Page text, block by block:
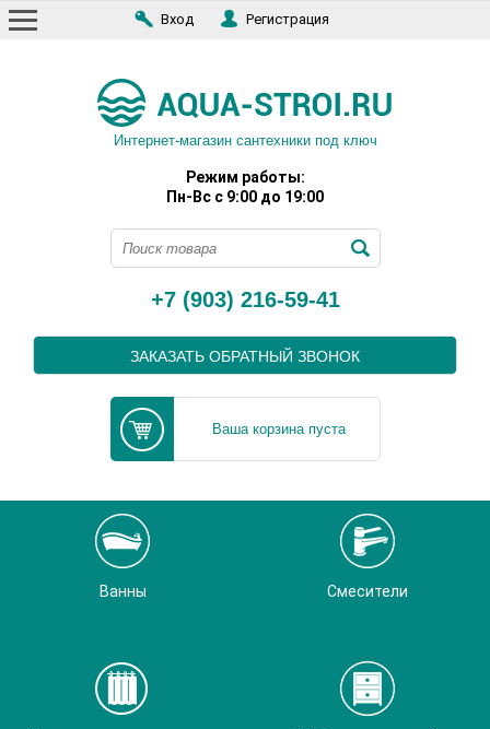
Вход Регистрация
Интернет-магазин сантехники под ключ
Режим работы:
Пн-Вс с 9:00 до 19:00
+7 (903) 216-59-41
ЗАКАЗАТЬ ОБРАТНЫЙ ЗВОНОК
Ваша корзина пуста
Ванны Смесители